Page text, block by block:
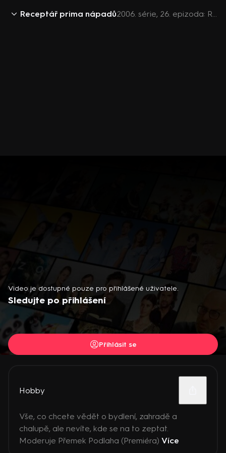
Receptář prima nápadů 2006. série, 26. epizoda: Receptář prima nápadů 2006 (26)
Video je dostupné pouze pro přihlášené uživatele.
Sledujte po přihlášení
Přihlásit se
Hobby
Vše, co chcete vědět o bydlení, zahradě a
chalupě, ale nevíte, kde se na to zeptat.
Moderuje Přemek Podlaha (Premiéra) Více